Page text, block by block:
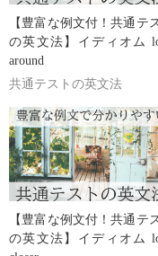
【豊富な例文付！共通テ
の英文法】イディオム
around
共通テストの英文法
【豊富な例文付！共通テ
の英文法】イディオム